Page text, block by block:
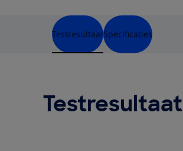
TestresultaatSpecificaties
Testresultaat